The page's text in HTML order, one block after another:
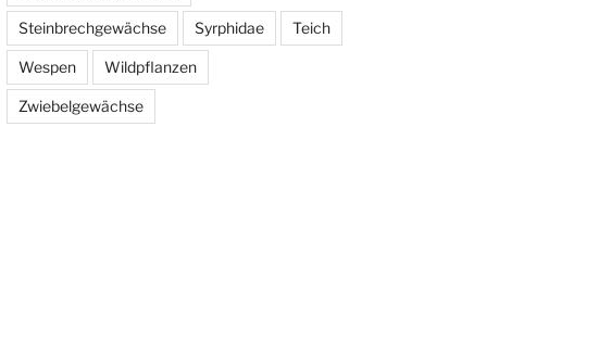
Steinbrechgewächse Syrphidae Teich
Wespen Wildpflanzen
Zwiebelgewächse